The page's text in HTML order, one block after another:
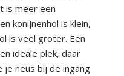
is meer een
konijnenhol is klein,
is veel groter. Een
ideale plek, daar
je neus bij de ingang